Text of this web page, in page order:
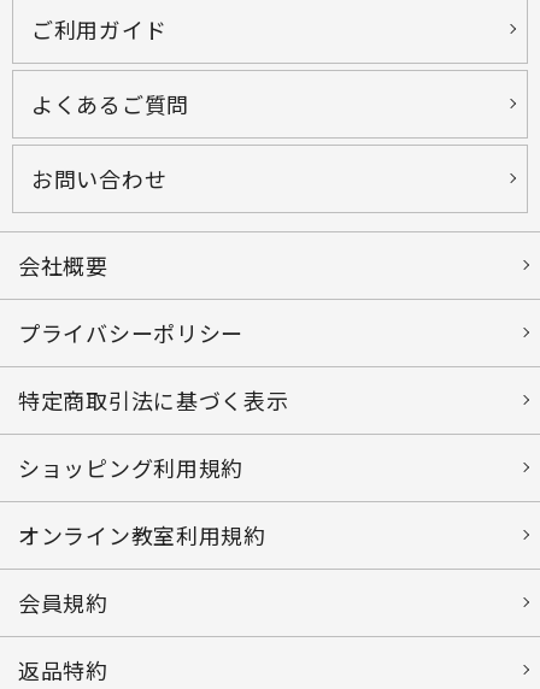
ご利用ガイド
よくあるご質問
お問い合わせ
会社概要
プライバシーポリシー
特定商取引法に基づく表示
ショッピング利用規約
オンライン教室利用規約
会員規約
返品特約